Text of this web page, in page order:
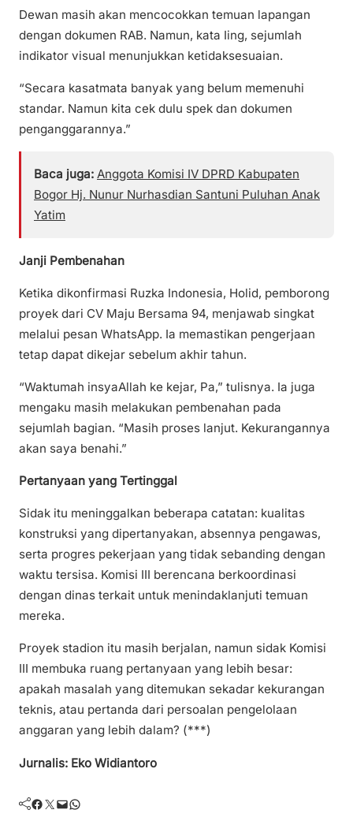
Dewan masih akan mencocokkan temuan lapangan
dengan dokumen RAB. Namun, kata Iing, sejumlah
indikator visual menunjukkan ketidaksesuaian.
“Secara kasatmata banyak yang belum memenuhi
standar. Namun kita cek dulu spek dan dokumen
penganggarannya.”
Baca juga: Anggota Komisi IV DPRD Kabupaten
Bogor Hj. Nunur Nurhasdian Santuni Puluhan Anak
Yatim
Janji Pembenahan
Ketika dikonfirmasi Ruzka Indonesia, Holid, pemborong
proyek dari CV Maju Bersama 94, menjawab singkat
melalui pesan WhatsApp. Ia memastikan pengerjaan
tetap dapat dikejar sebelum akhir tahun.
“Waktumah insyaAllah ke kejar, Pa,” tulisnya. Ia juga
mengaku masih melakukan pembenahan pada
sejumlah bagian. “Masih proses lanjut. Kekurangannya
akan saya benahi.”
Pertanyaan yang Tertinggal
Sidak itu meninggalkan beberapa catatan: kualitas
konstruksi yang dipertanyakan, absennya pengawas,
serta progres pekerjaan yang tidak sebanding dengan
waktu tersisa. Komisi III berencana berkoordinasi
dengan dinas terkait untuk menindaklanjuti temuan
mereka.
Proyek stadion itu masih berjalan, namun sidak Komisi
III membuka ruang pertanyaan yang lebih besar:
apakah masalah yang ditemukan sekadar kekurangan
teknis, atau pertanda dari persoalan pengelolaan
anggaran yang lebih dalam? (***)
Jurnalis: Eko Widiantoro
Facebook Twitter Mail WhatsApp